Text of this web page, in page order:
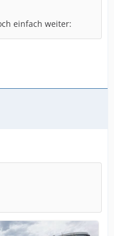
einfach weiter: